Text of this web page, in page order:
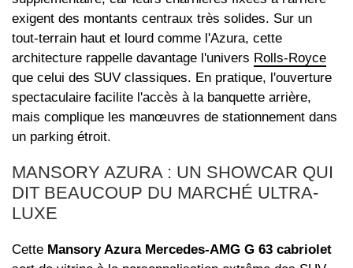
exigent des montants centraux très solides. Sur un
tout-terrain haut et lourd comme l'Azura, cette
architecture rappelle davantage l'univers Rolls-Royce
que celui des SUV classiques. En pratique, l'ouverture
spectaculaire facilite l'accès à la banquette arrière,
mais complique les manœuvres de stationnement dans
un parking étroit.
MANSORY AZURA : UN SHOWCAR QUI
DIT BEAUCOUP DU MARCHÉ ULTRA-
LUXE
Cette Mansory Azura Mercedes-AMG G 63 cabriolet